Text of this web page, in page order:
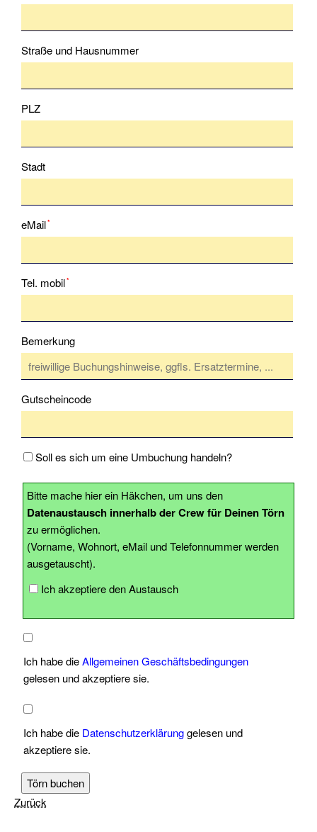
Führerschein
(SKS)
SportSeeSchiffer
Aktuelles
Buchungskalender
Download
Tools
Stellenangebote
Partner
persönliche
Beratung
Kontakt
Impressum
Straße und Hausnummer
PLZ
Stadt
Pflichtfeld
eMail*
Pflichtfeld
Tel. mobil*
Bemerkung
Gutscheincode
Soll es sich um eine Umbuchung handeln?
Bitte mache hier ein Häkchen, um uns den
Datenaustausch innerhalb der Crew für Deinen Törn
zu ermöglichen.
(Vorname, Wohnort, eMail und Telefonnummer werden
ausgetauscht).
Ich akzeptiere den Austausch
Ich habe dieAllgemeinen Geschäftsbedingungen
gelesen und akzeptiere sie.
Ich habe die Datenschutzerklärunggelesen und
akzeptiere sie.
Törn buchen
Zurück